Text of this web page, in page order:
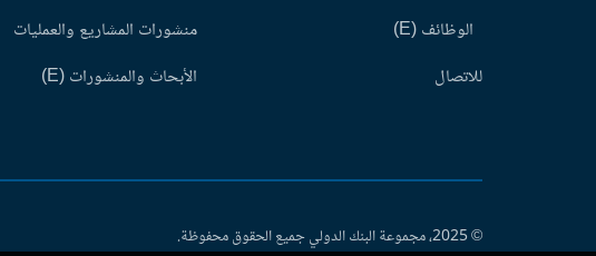
الوظائف (E)
للاتصال
منشورات المشاريع والعمليات
الأبحاث والمنشورات (E)
© 2025، مجموعة البنك الدولي جميع الحقوق محفوظة.